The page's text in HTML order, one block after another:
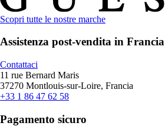
Scopri tutte le nostre marche
Assistenza post-vendita in Francia
Contattaci
11 rue Bernard Maris
37270 Montlouis-sur-Loire, Francia
+33 1 86 47 62 58
Pagamento sicuro